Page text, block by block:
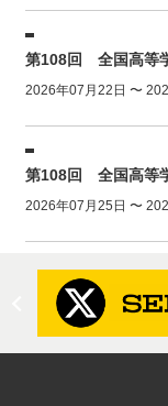
第108回 全国高等
2026年07月22日 〜
第108回 全国高等
2026年07月25日 〜